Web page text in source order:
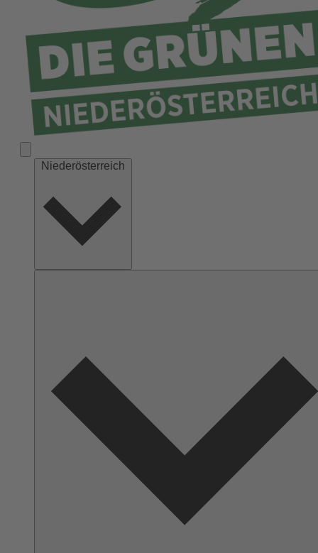
Niederösterreich